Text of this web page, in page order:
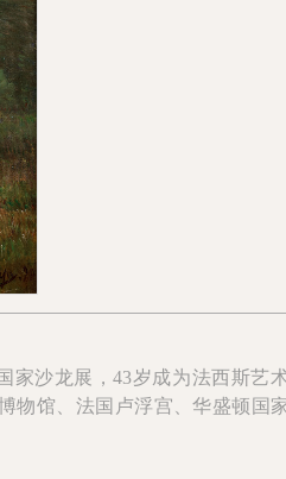
沙龙展，43岁成为法西斯艺
物馆、法国卢浮宫、华盛顿国